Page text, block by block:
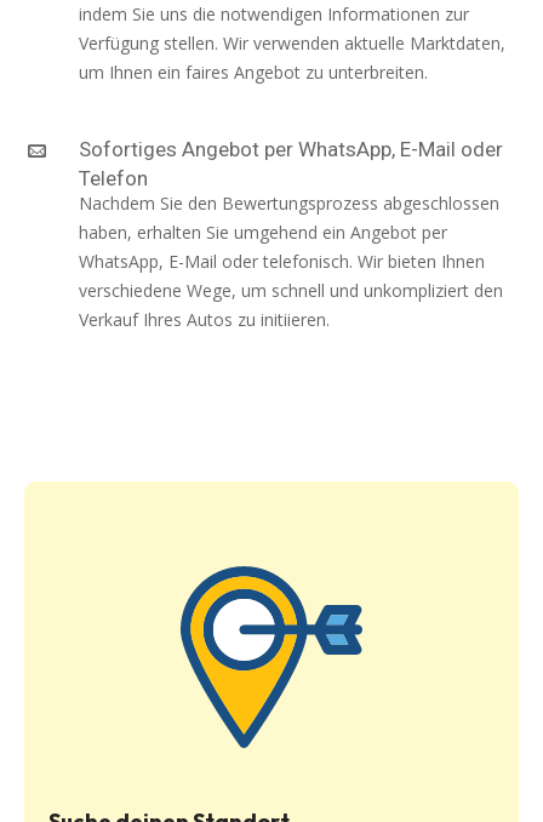
indem Sie uns die notwendigen Informationen zur
Verfügung stellen. Wir verwenden aktuelle Marktdaten,
um Ihnen ein faires Angebot zu unterbreiten.
Sofortiges Angebot per WhatsApp, E-Mail oder
Telefon
Nachdem Sie den Bewertungsprozess abgeschlossen
haben, erhalten Sie umgehend ein Angebot per
WhatsApp, E-Mail oder telefonisch. Wir bieten Ihnen
verschiedene Wege, um schnell und unkompliziert den
Verkauf Ihres Autos zu initiieren.